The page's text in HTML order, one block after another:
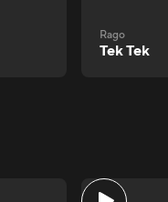
Rago
Tek Tek